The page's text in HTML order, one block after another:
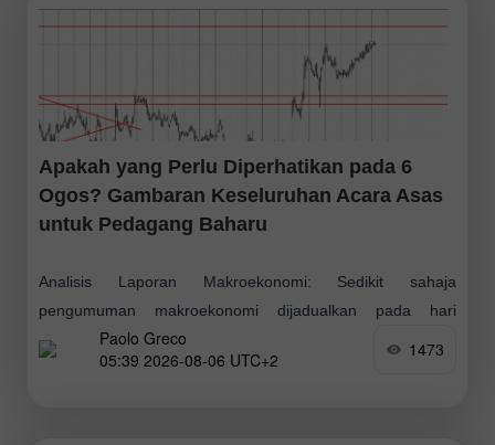
Apakah yang Perlu Diperhatikan pada 6
Ogos? Gambaran Keseluruhan Acara Asas
untuk Pedagang Baharu
Analisis Laporan Makroekonomi: Sedikit sahaja
pengumuman makroekonomi dijadualkan pada hari
Khamis, dan tiada satupun yang dianggap penting. Di
Kesatuan Eropah, data jualan runcit akan diterbitkan hari
Paolo Greco
05:39 2026-08-06 UTC+2
1473